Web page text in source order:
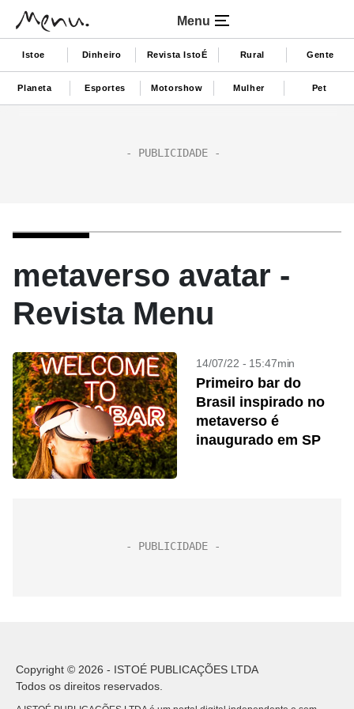
Menu
Istoe Dinheiro Revista IstoÉ Rural Gente
Planeta Esportes Motorshow Mulher Pet
metaverso avatar -
Revista Menu
14/07/22 - 15:47min
Primeiro bar do
Brasil inspirado no
metaverso é
inaugurado em SP
Copyright © 2026 - ISTOÉ PUBLICAÇÕES LTDA
Todos os direitos reservados.